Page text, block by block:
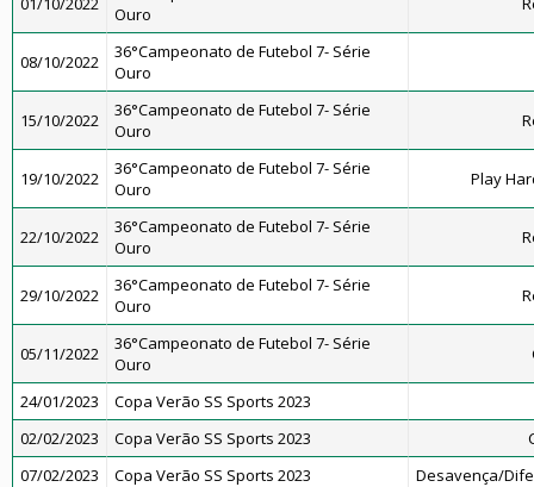
Ouro
08/10/2022
36°Campeonato de Futebol 7- Série
Ouro
15/10/2022
36°Campeonato de Futebol 7- Série
Ouro
19/10/2022
36°Campeonato de Futebol 7- Série
Ouro
Play
22/10/2022
36°Campeonato de Futebol 7- Série
Ouro
29/10/2022
36°Campeonato de Futebol 7- Série
Ouro
05/11/2022
36°Campeonato de Futebol 7- Série
Ouro
24/01/2023
Copa Verão SS Sports 2023
02/02/2023
Copa Verão SS Sports 2023
07/02/2023
Copa Verão SS Sports 2023 Desavença/